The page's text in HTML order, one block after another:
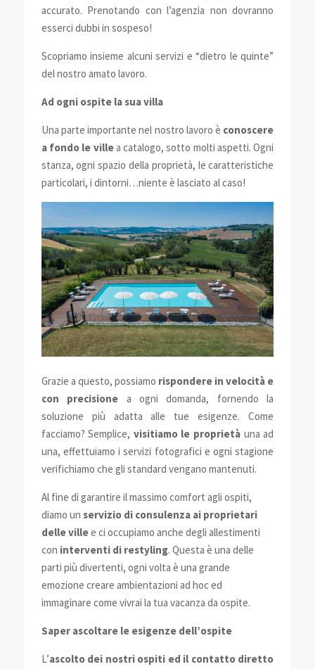
accurato. Prenotando con l’agenzia non dovranno
esserci dubbi in sospeso!
Scopriamo insieme alcuni servizi e “dietro le quinte”
del nostro amato lavoro.
Ad ogni ospite la sua villa
Una parte importante nel nostro lavoro è conoscere
a fondo le villea catalogo, sotto molti aspetti. Ogni
stanza, ogni spazio della proprietà, le caratteristiche
particolari, i dintorni…niente è lasciato al caso!
Grazie a questo, possiamo rispondere in velocità e
con precisione a ogni domanda, fornendo la
soluzione più adatta alle tue esigenze. Come
facciamo? Semplice, visitiamo le proprietà una ad
una, effettuiamo i servizi fotografici e ogni stagione
verifichiamo che gli standard vengano mantenuti.
Al fine di garantire il massimo comfort agli ospiti,
diamo un servizio di consulenza ai proprietari
delle villee ci occupiamo anche degli allestimenti
con interventi di restyling. Questa è una delle
parti più divertenti, ogni volta è una grande
emozione creare ambientazioni ad hoc ed
immaginare come vivrai la tua vacanza da ospite.
Saper ascoltare le esigenze dell’ospite
L’ascolto dei nostri ospiti ed il contatto diretto